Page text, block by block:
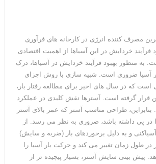
مصرف کننده انرژی در کارخانه های فرآوری
فرآیند خردایش در این آسیاها از اهمیت اقتصادی
به منظور بهبود فرآیند خردایش در آسیاها، درک
در آسیا ضروری است. شبیه سازی با روش اجزای
که در سال های اخیر برای مطالعه رفتار بار،
قرار گرفته است. آسترها نقش کلیدی در عملکرد
بنابراین، طراحی مناسب آستر که عمر بالای آستر
پی داشته باشد، ضروری به نظر می رسد. از
و به دلیل برخوردهای بار (ضربه و سایش)
در طول زمان تغییر می کند و حرکت بار آسیا را
پیش بینی سایش آستر، بسیار پیچیده تر از